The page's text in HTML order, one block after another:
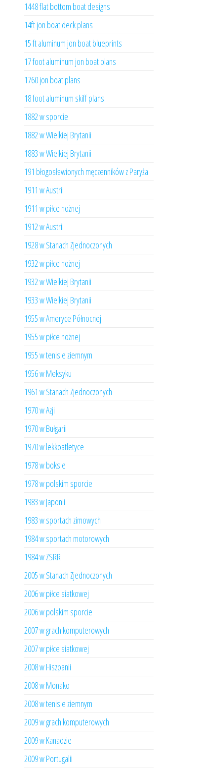
1448 flat bottom boat designs
14ft jon boat deck plans
15 ft aluminum jon boat blueprints
17 foot aluminum jon boat plans
1760 jon boat plans
18 foot aluminum skiff plans
1882 w sporcie
1882 w Wielkiej Brytanii
1883 w Wielkiej Brytanii
191 błogosławionych męczenników z Paryża
1911 w Austrii
1911 w piłce nożnej
1912 w Austrii
1928 w Stanach Zjednoczonych
1932 w piłce nożnej
1932 w Wielkiej Brytanii
1933 w Wielkiej Brytanii
1955 w Ameryce Północnej
1955 w piłce nożnej
1955 w tenisie ziemnym
1956 w Meksyku
1961 w Stanach Zjednoczonych
1970 w Azji
1970 w Bułgarii
1970 w lekkoatletyce
1978 w boksie
1978 w polskim sporcie
1983 w Japonii
1983 w sportach zimowych
1984 w sportach motorowych
1984 w ZSRR
2005 w Stanach Zjednoczonych
2006 w piłce siatkowej
2006 w polskim sporcie
2007 w grach komputerowych
2007 w piłce siatkowej
2008 w Hiszpanii
2008 w Monako
2008 w tenisie ziemnym
2009 w grach komputerowych
2009 w Kanadzie
2009 w Portugalii